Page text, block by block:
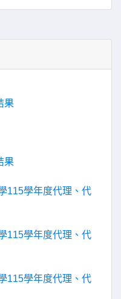
果
果
115學年度代理、代
115學年度代理、代
115學年度代理、代